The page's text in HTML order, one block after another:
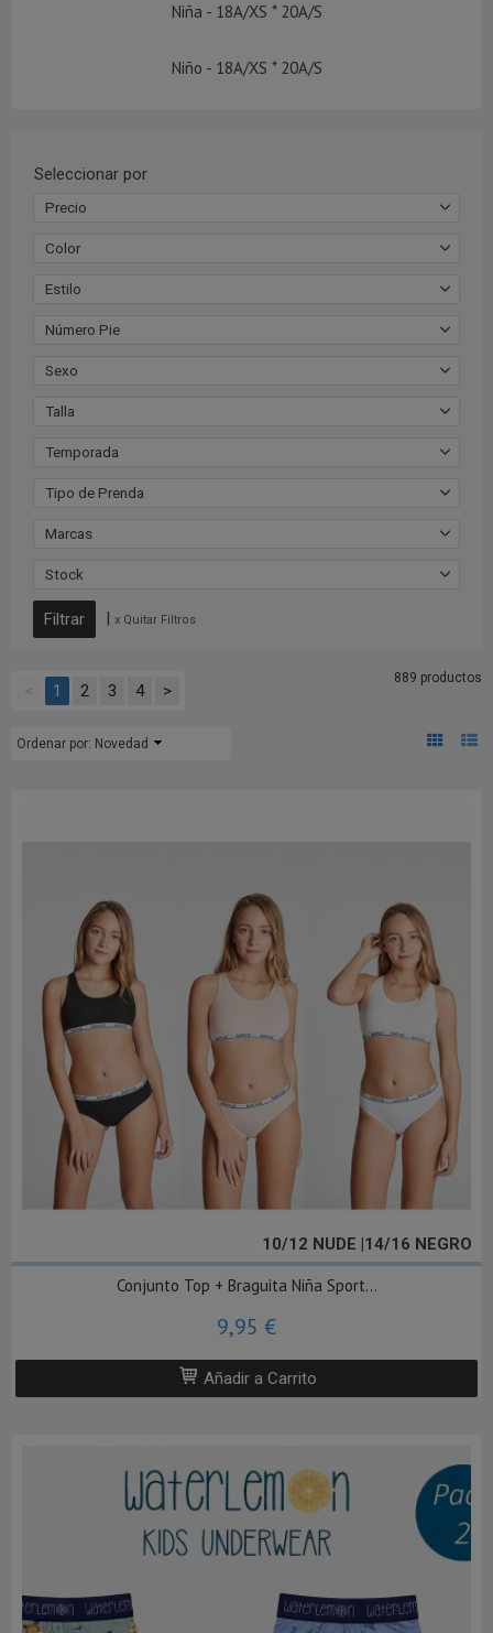
Niña - 18A/XS * 20A/S
Niño - 18A/XS * 20A/S
Seleccionar por
Precio
Color
Estilo
Número Pie
Sexo
Talla
Temporada
Tipo de Prenda
Marcas
Stock
| x Quitar Filtros
1 2 3 4 >
889 productos
Ordenar por: Novedad
10/12 NUDE |14/16 NEGRO
Conjunto Top + Braguita Niña Sport...
9,95 €
Añadir a Carrito